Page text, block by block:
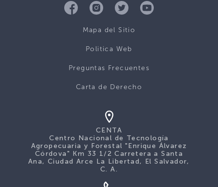
Mapa del Sitio
Politica Web
Preguntas Frecuentes
Carta de Derecho
CENTA
Centro Nacional de Tecnología
Agropecuaria y Forestal "Enrique Álvarez
Córdova" Km 33 1/2 Carretera a Santa
Ana, Ciudad Arce La Libertad, El Salvador,
C. A.